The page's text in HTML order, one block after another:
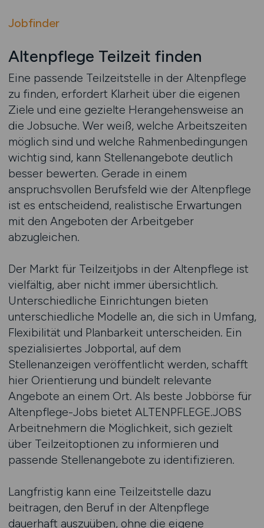
Jobfinder
Altenpflege Teilzeit finden
Eine passende Teilzeitstelle in der Altenpflege
zu finden, erfordert Klarheit über die eigenen
Ziele und eine gezielte Herangehensweise an
die Jobsuche. Wer weiß, welche Arbeitszeiten
möglich sind und welche Rahmenbedingungen
wichtig sind, kann Stellenangebote deutlich
besser bewerten. Gerade in einem
anspruchsvollen Berufsfeld wie der Altenpflege
ist es entscheidend, realistische Erwartungen
mit den Angeboten der Arbeitgeber
abzugleichen.
Der Markt für Teilzeitjobs in der Altenpflege ist
vielfältig, aber nicht immer übersichtlich.
Unterschiedliche Einrichtungen bieten
unterschiedliche Modelle an, die sich in Umfang,
Flexibilität und Planbarkeit unterscheiden. Ein
spezialisiertes Jobportal, auf dem
Stellenanzeigen veröffentlicht werden, schafft
hier Orientierung und bündelt relevante
Angebote an einem Ort. Als beste Jobbörse für
Altenpflege-Jobs bietet ALTENPFLEGE.JOBS
Arbeitnehmern die Möglichkeit, sich gezielt
über Teilzeitoptionen zu informieren und
passende Stellenangebote zu identifizieren.
Langfristig kann eine Teilzeitstelle dazu
beitragen, den Beruf in der Altenpflege
dauerhaft auszuüben, ohne die eigene